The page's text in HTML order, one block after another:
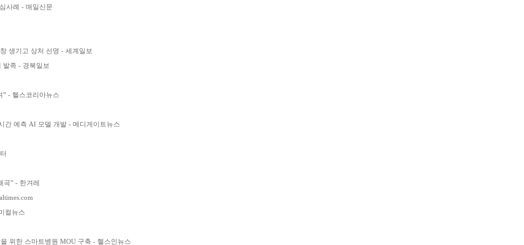
사례 - 매일신문
생기고 상처 선명 - 세계일보
족 - 경북일보
” - 헬스코리아뉴스
간 예측 AI 모델 개발 - 메디게이트뉴스
곡” - 한겨레
컬뉴스
위한 스마트병원 MOU 구축 - 헬스인뉴스